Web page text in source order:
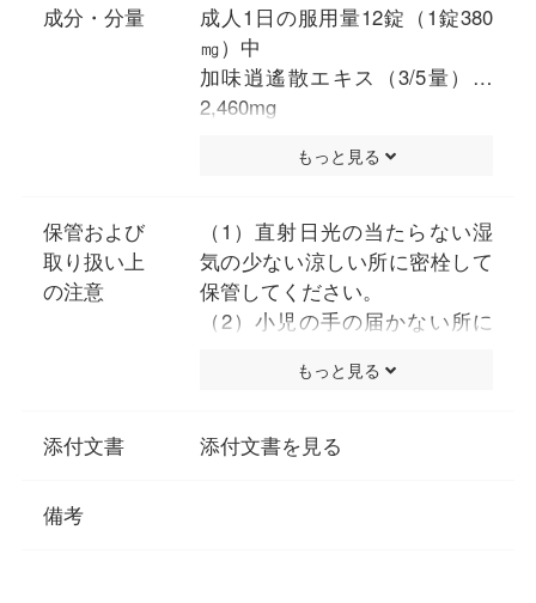
成分・分量
成人1日の服用量12錠（1錠380
㎎）中
加味逍遙散エキス（3/5量）…
2,460mg
ュツ・ブクリョウ・サイコ各
1.2g、カンゾウ0.9g、ショウキ
ョウ0.3g、ハッカ0.6gより抽
出。
添加物として、セルロース、二
クロスポビドン、ステアリン酸
もっと見る
保管および
取り扱い上
の注意
（1）直射日光の当たらない湿
気の少ない涼しい所に密栓して
保管してください。
（2）小児の手の届かない所に
（3）他の容器に入れ替えない
ったり品質が変わります。）
もっと見る
添付文書 添付文書を見る
備考